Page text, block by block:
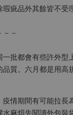
疵品外其餘皆不
－
批都會有些許外
質。六月都是用高
情期間有可能拉
麻煩先閱讀外包